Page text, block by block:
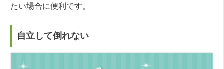
たい場合に便利です。
自立して倒れない